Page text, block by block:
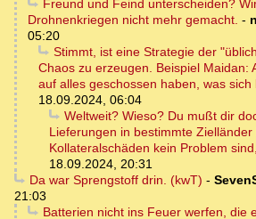
Freund und Feind unterscheiden?
Drohnenkriegen nicht mehr gemacht. -
05:20
Stimmt, ist eine Strategie der
Chaos zu erzeugen. Beispiel Maidan:
auf alles geschossen haben, was sich
18.09.2024, 06:04
Weltweit? Wieso? Du mußt dir
Lieferungen in bestimmte
Kollateralschäden kein Problem
18.09.2024, 20:31
Da war Sprengstoff drin. (kwT) -
21:03
Batterien nicht ins Feuer werfen, die